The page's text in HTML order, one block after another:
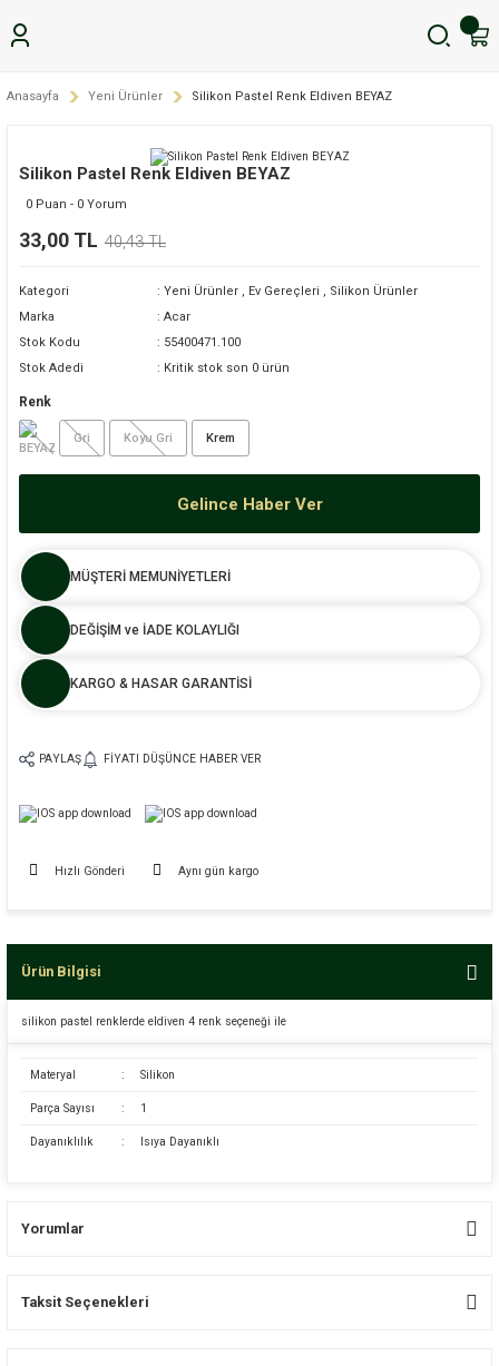
Anasayfa Yeni Ürünler Silikon Pastel Renk Eldiven BEYAZ
Silikon Pastel Renk Eldiven BEYAZ
0 Puan - 0 Yorum
33,00 TL 40,43 TL
Kategori Yeni Ürünler , Ev Gereçleri , Silikon Ürünler
Marka
Acar
Stok Kodu
55400471.100
Stok Adedi
Kritik stok son 0 ürün
Renk
Gri Koyu Gri Krem
Gelince Haber Ver
MÜŞTERİ MEMUNİYETLERİ
DEĞİŞİM ve İADE KOLAYLIĞI
KARGO & HASAR GARANTİSİ
PAYLAŞ FIYATI DÜŞÜNCE HABER VER
Hızlı Gönderi Aynı gün kargo
Ürün Bilgisi
silikon pastel renklerde eldiven 4 renk seçeneği ile
Materyal : Silikon
Parça Sayısı : 1
Dayanıklılık : Isıya Dayanıklı
Yorumlar
Taksit Seçenekleri